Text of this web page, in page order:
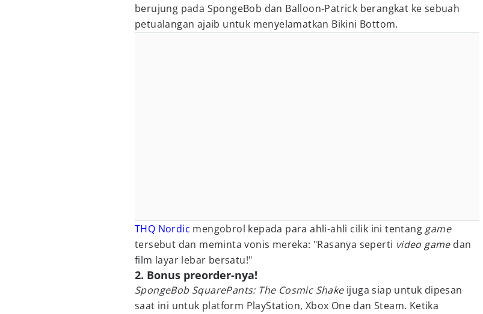
berujung pada SpongeBob dan Balloon-Patrick berangkat ke sebuah
petualangan ajaib untuk menyelamatkan Bikini Bottom.
THQ Nordic mengobrol kepada para ahli-ahli cilik ini tentang game
tersebut dan meminta vonis mereka: "Rasanya seperti video game dan
film layar lebar bersatu!"
2. Bonus preorder-nya!
SpongeBob SquarePants: The Cosmic Shakeijuga siap untuk dipesan
saat ini untuk platform PlayStation, Xbox One dan Steam. Ketika